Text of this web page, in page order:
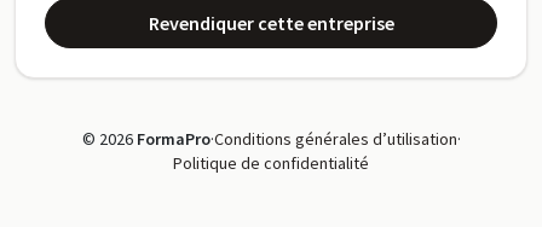
Revendiquer cette entreprise
© 2026 FormaPro·Conditions générales d’utilisation·
Politique de confidentialité